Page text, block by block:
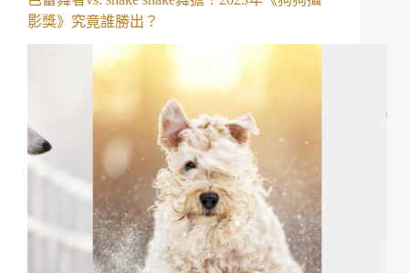
影獎》究竟誰勝出？